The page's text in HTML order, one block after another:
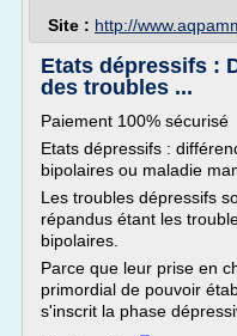
Site : http://
Etats dépressifs :
des troubles ...
Paiement 100% sécurisé
Etats dépressifs :
bipolaires ou maladie
Les troubles dépressifs
répandus étant les
bipolaires.
Parce que leur prise en
primordial de pouvoir
s'inscrit la phase